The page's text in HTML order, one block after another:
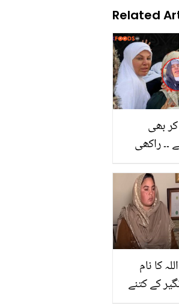
Related
بھی
۔۔ راکھی
پر متھیرا
کا نام
کے کتنے